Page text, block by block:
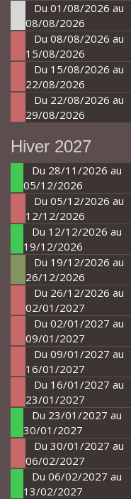
Du 01/08/2026 au
08/08/2026
Du 08/08/2026 au
15/08/2026
Du 15/08/2026 au
22/08/2026
Du 22/08/2026 au
29/08/2026
Hiver 2027
Du 28/11/2026 au
05/12/2026
Du 05/12/2026 au
12/12/2026
Du 12/12/2026 au
19/12/2026
Du 19/12/2026 au
26/12/2026
Du 26/12/2026 au
02/01/2027
Du 02/01/2027 au
09/01/2027
Du 09/01/2027 au
16/01/2027
Du 16/01/2027 au
23/01/2027
Du 23/01/2027 au
30/01/2027
Du 30/01/2027 au
06/02/2027
Du 06/02/2027 au
13/02/2027